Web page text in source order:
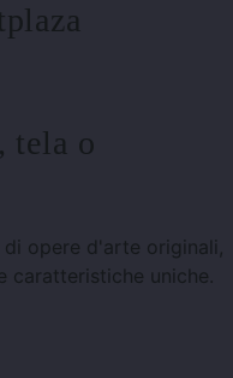
tela o
opere d'arte originali,
caratteristiche uniche.